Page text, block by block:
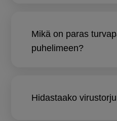
Mikä on paras
puhelimeen?
Hidastaako